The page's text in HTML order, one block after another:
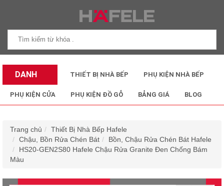
DANH
MỤC SẢN
THIẾT BỊ NHÀ BẾP PHỤ KIỆN NHÀ BẾP
PHỤ KIỆN CỬA PHỤ KIỆN ĐỒ GỖ BẢNG GIÁ BLOG
Trang chủ
Thiết Bị Nhà Bếp Hafele
Chậu, Bồn Rửa Chén Bát
Bồn, Chậu Rửa Chén Bát Hafele
HS20-GEN2S80 Hafele Chậu Rửa Granite Đen Chống Bám
Màu